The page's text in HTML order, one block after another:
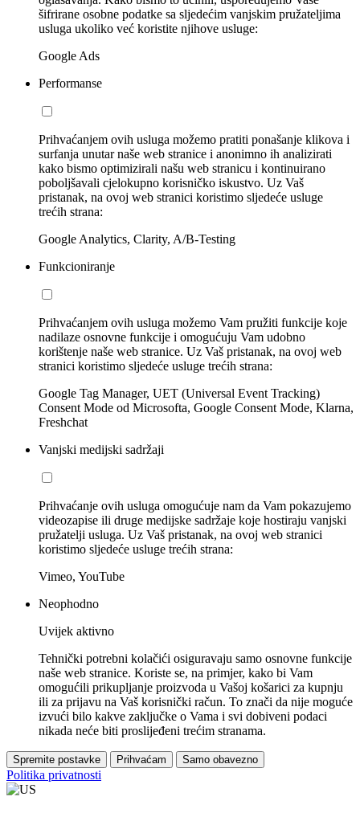
šifrirane osobne podatke sa sljedećim vanjskim pružateljima
usluga ukoliko već koristite njihove usluge:
Google Ads
Performanse
Prihvaćanjem ovih usluga možemo pratiti ponašanje klikova i
surfanja unutar naše web stranice i anonimno ih analizirati
kako bismo optimizirali našu web stranicu i kontinuirano
poboljšavali cjelokupno korisničko iskustvo. Uz Vaš
pristanak, na ovoj web stranici koristimo sljedeće usluge
trećih strana:
Google Analytics, Clarity, A/B-Testing
Funkcioniranje
Prihvaćanjem ovih usluga možemo Vam pružiti funkcije koje
nadilaze osnovne funkcije i omogućuju Vam udobno
korištenje naše web stranice. Uz Vaš pristanak, na ovoj web
stranici koristimo sljedeće usluge trećih strana:
Google Tag Manager, UET (Universal Event Tracking)
Consent Mode od Microsofta, Google Consent Mode, Klarna,
Freshchat
Vanjski medijski sadržaji
Prihvaćanje ovih usluga omogućuje nam da Vam pokazujemo
videozapise ili druge medijske sadržaje koje hostiraju vanjski
pružatelji usluga. Uz Vaš pristanak, na ovoj web stranici
koristimo sljedeće usluge trećih strana:
Vimeo, YouTube
Neophodno
Uvijek aktivno
Tehnički potrebni kolačići osiguravaju samo osnovne funkcije
naše web stranice. Koriste se, na primjer, kako bi Vam
omogućili prikupljanje proizvoda u Vašoj košarici za kupnju
ili za prijavu na Vaš korisnički račun. To znači da nije moguće
izvući bilo kakve zaključke o Vama i svi dobiveni podaci
nikada neće biti proslijeđeni trećim stranama.
Spremite postavke Prihvaćam Samo obavezno
Politika privatnosti